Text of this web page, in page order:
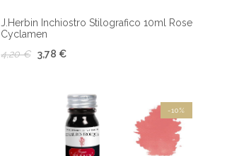
J.Herbin Inchiostro Stilografico 10ml Rose
Cyclamen
4,20 €
3,78 €
-10%